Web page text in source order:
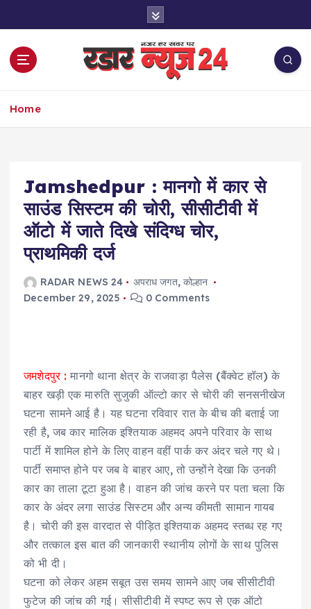
Home
Jamshedpur : मानगो में कार से
साउंड सिस्टम की चोरी, सीसीटीवी में
ऑटो में जाते दिखे संदिग्ध चोर,
प्राथमिकी दर्ज
RADAR NEWS 24 अपराध जगत, कोल्हान
December 29, 2025
0 Comments
जमशेदपुर : मानगो थाना क्षेत्र के राजवाड़ा पैलेस (बैंक्वेट हॉल) के
बाहर खड़ी एक मारुति सुजुकी ऑल्टो कार से चोरी की सनसनीखेज
घटना सामने आई है। यह घटना रविवार रात के बीच की बताई जा
रही है, जब कार मालिक इश्तियाक अहमद अपने परिवार के साथ
पार्टी में शामिल होने के लिए वाहन वहीं पार्क कर अंदर चले गए थे।
पार्टी समाप्त होने पर जब वे बाहर आए, तो उन्होंने देखा कि उनकी
कार का ताला टूटा हुआ है। वाहन की जांच करने पर पता चला कि
कार के अंदर लगा साउंड सिस्टम और अन्य कीमती सामान गायब
है। चोरी की इस वारदात से पीड़ित इश्तियाक अहमद स्तब्ध रह गए
और तत्काल इस बात की जानकारी स्थानीय लोगों के साथ पुलिस
को भी दी।
घटना को लेकर अहम सबूत उस समय सामने आए जब सीसीटीवी
फुटेज की जांच की गई। सीसीटीवी में स्पष्ट रूप से एक ऑटो